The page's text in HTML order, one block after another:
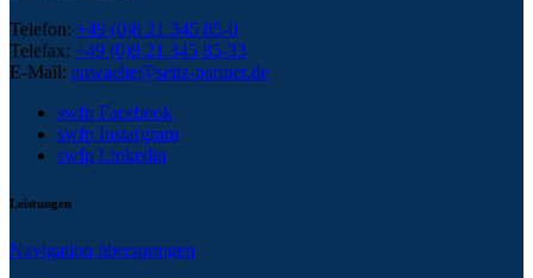
Telefon: +49 (0)8 21 345 85-0
Telefax: +49 (0)8 21 345 85-33
E-Mail: anwaelte@seitz-partner.de
swfp Facebook
swfp Instargram
swfp Linkedin
Leistungen
Navigation überspringen